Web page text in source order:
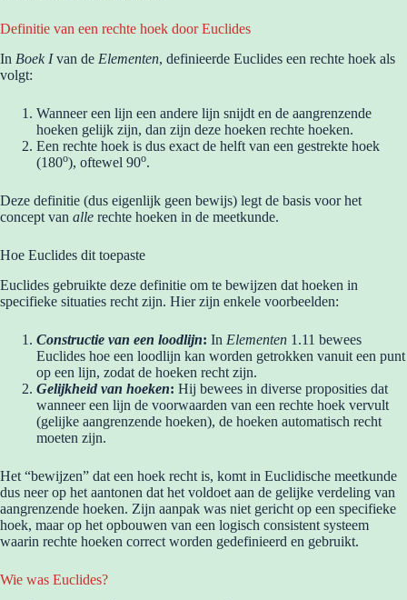
Definitie van een rechte hoek door Euclides
In Boek Ivan de Elementen, definieerde Euclides een rechte hoek als
volgt:
Wanneer een lijn een andere lijn snijdt en de aangrenzende
hoeken gelijk zijn, dan zijn deze hoeken rechte hoeken.
Een rechte hoek is dus exact de helft van een gestrekte hoek
(180o), oftewel 90o.
Deze definitie (dus eigenlijk geen bewijs) legt de basis voor het
concept van alle rechte hoeken in de meetkunde.
Hoe Euclides dit toepaste
Euclides gebruikte deze definitie om te bewijzen dat hoeken in
specifieke situaties recht zijn. Hier zijn enkele voorbeelden:
Constructie van een loodlijn: In Elementen 1.11 bewees
Euclides hoe een loodlijn kan worden getrokken vanuit een punt
op een lijn, zodat de hoeken recht zijn.
Gelijkheid van hoeken: Hij bewees in diverse proposities dat
wanneer een lijn de voorwaarden van een rechte hoek vervult
(gelijke aangrenzende hoeken), de hoeken automatisch recht
moeten zijn.
Het “bewijzen” dat een hoek recht is, komt in Euclidische meetkunde
dus neer op het aantonen dat het voldoet aan de gelijke verdeling van
aangrenzende hoeken. Zijn aanpak was niet gericht op een specifieke
hoek, maar op het opbouwen van een logisch consistent systeem
waarin rechte hoeken correct worden gedefinieerd en gebruikt.
Wie was Euclides?